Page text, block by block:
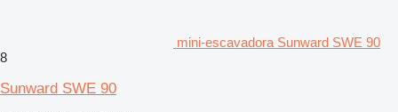
mini-escavadora Sunward SWE 90
8
Sunward SWE 90